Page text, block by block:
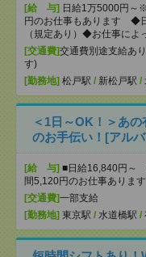
[給 与] 日給1万5000円～
円のお仕事もあります ◆
（規定あり）◆お仕事によ
[交通費]交通費別途支給あ
す)
[勤務地] 松戸駅 / 新松戸駅 /
＜1日～OK！＞あ
のお手伝い！[アル
[給 与] ■日給16,840円
間5,120円のお仕事あります
[交通費]一部支給
[勤務地] 東京駅 / 水道橋駅 /